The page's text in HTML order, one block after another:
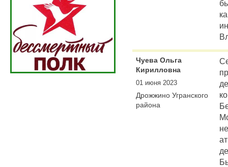
Чуева Ольга
Кирилловна
01 июня 2023
Дрожжино Угранского
района